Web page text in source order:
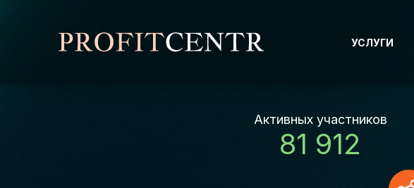
УСЛУГИ
Активных участников
81 912